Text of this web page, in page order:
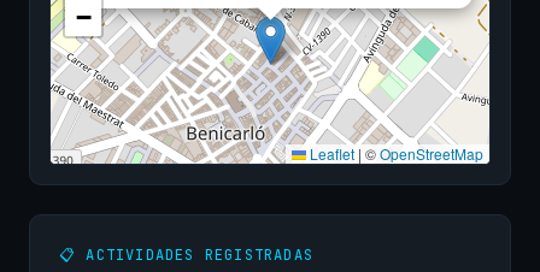
−
Leaflet | ©OpenStreetMap
📋 ACTIVIDADES REGISTRADAS